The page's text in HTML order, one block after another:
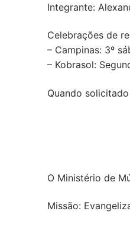
Integrante:
Celebrações de
– Campinas: 3º
– Kobrasol:
Quando
O Ministério de
Missão: